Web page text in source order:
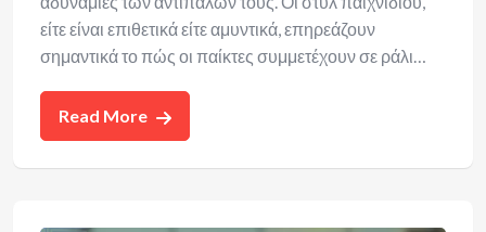
είτε είναι επιθετικά είτε αμυντικά, επηρεάζουν
σημαντικά το πώς οι παίκτες συμμετέχουν σε ράλι…
Read More